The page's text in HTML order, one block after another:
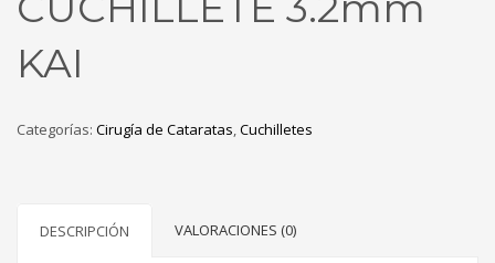
KAI
Categorías: Cirugía de Cataratas,Cuchilletes
DESCRIPCIÓN VALORACIONES (0)